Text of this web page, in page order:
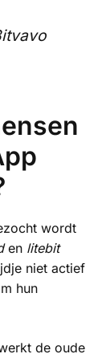
wordt
en litebit
niet actief
hun
de oude